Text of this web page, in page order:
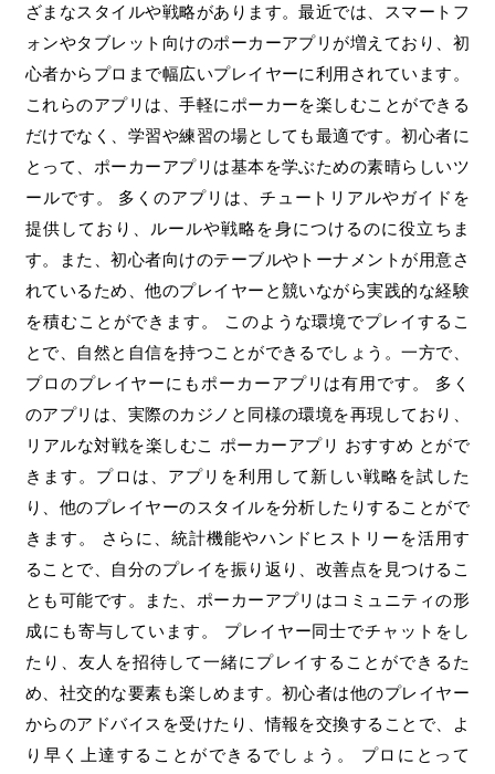
ざまなスタイルや戦略があります。最近では、スマートフ
ォンやタブレット向けのポーカーアプリが増えており、初
心者からプロまで幅広いプレイヤーに利用されています。
これらのアプリは、手軽にポーカーを楽しむことができる
だけでなく、学習や練習の場としても最適です。初心者に
とって、ポーカーアプリは基本を学ぶための素晴らしいツ
ールです。 多くのアプリは、チュートリアルやガイドを
提供しており、ルールや戦略を身につけるのに役立ちま
す。また、初心者向けのテーブルやトーナメントが用意さ
れているため、他のプレイヤーと競いながら実践的な経験
を積むことができます。 このような環境でプレイするこ
とで、自然と自信を持つことができるでしょう。一方で、
プロのプレイヤーにもポーカーアプリは有用です。 多く
のアプリは、実際のカジノと同様の環境を再現しており、
リアルな対戦を楽しむこ ポーカーアプリ おすすめ とがで
きます。プロは、アプリを利用して新しい戦略を試した
り、他のプレイヤーのスタイルを分析したりすることがで
きます。 さらに、統計機能やハンドヒストリーを活用す
ることで、自分のプレイを振り返り、改善点を見つけるこ
とも可能です。また、ポーカーアプリはコミュニティの形
成にも寄与しています。 プレイヤー同士でチャットをし
たり、友人を招待して一緒にプレイすることができるた
め、社交的な要素も楽しめます。初心者は他のプレイヤー
からのアドバイスを受けたり、情報を交換することで、よ
り早く上達することができるでしょう。 プロにとって